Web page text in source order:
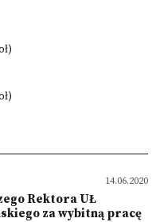
14.06.2020
Rektora UŁ
za wybitną pracę